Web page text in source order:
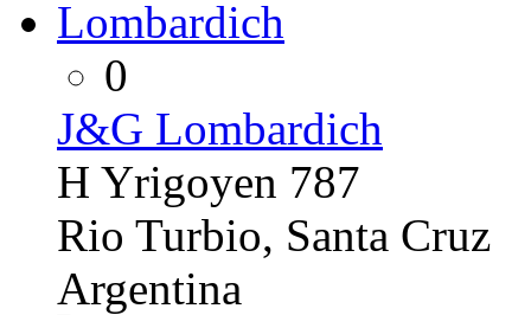
0
J&G Lombardich
H Yrigoyen 787
Rio Turbio, Santa Cruz
Argentina